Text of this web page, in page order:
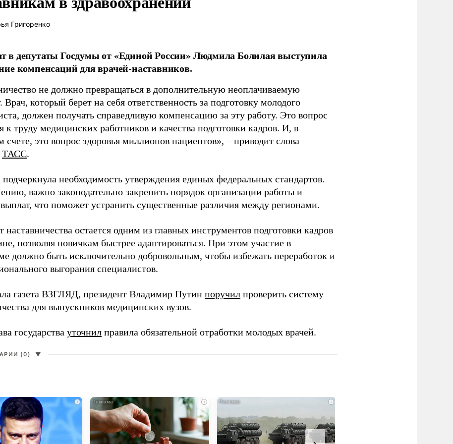
Григоренко
в депутаты Госдумы от «Единой России» Людмила Болилая выступила
компенсаций для врачей-наставников.
не должно превращаться в дополнительную неоплачиваемую
Врач, который берет на себя ответственность за подготовку молодого
должен получать справедливую компенсацию за эту работу. Это вопрос
к труду медицинских работников и качества подготовки кадров. И, в
счете, это вопрос здоровья миллионов пациентов», – приводит слова
ТАСС.
необходимость утверждения единых федеральных стандартов.
важно законодательно закрепить порядок организации работы и
что поможет устранить существенные различия между регионами.
наставничества остается одним из главных инструментов подготовки кадров
позволяя новичкам быстрее адаптироваться. При этом участие в
должно быть исключительно добровольным, чтобы избежать переработок и
выгорания специалистов.
газета ВЗГЛЯД, президент Владимир Путин поручил проверить систему
для выпускников медицинских вузов.
государства уточнил правила обязательной отработки молодых врачей.
(0) ▼
i i i